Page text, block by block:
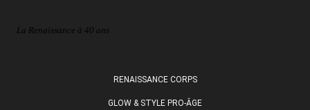
La Renaissance à 40 ans
RENAISSANCE CORPS
GLOW & STYLE PRO-ÂGE